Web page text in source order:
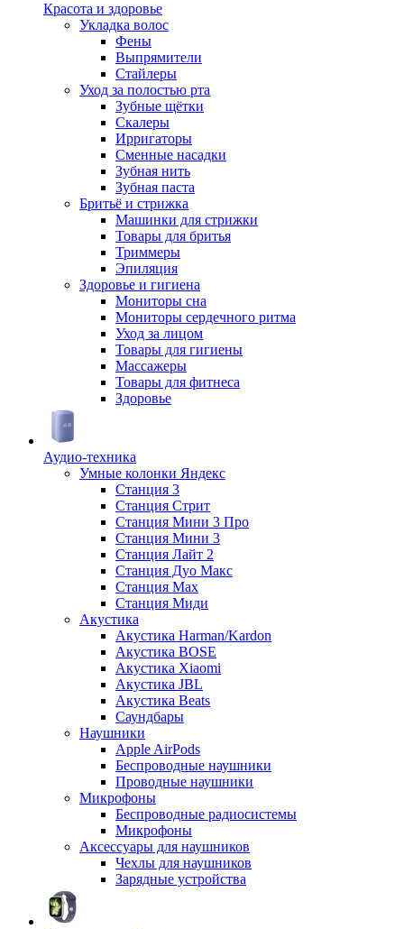
Красота и здоровье
Укладка волос
Фены
Выпрямители
Стайлеры
Уход за полостью рта
Зубные щётки
Скалеры
Ирригаторы
Сменные насадки
Зубная нить
Зубная паста
Бритьё и стрижка
Машинки для стрижки
Товары для бритья
Триммеры
Эпиляция
Здоровье и гигиена
Мониторы сна
Мониторы сердечного ритма
Уход за лицом
Товары для гигиены
Массажеры
Товары для фитнеса
Здоровье
Аудио-техника
Умные колонки Яндекс
Станция 3
Станция Стрит
Станция Мини 3 Про
Станция Мини 3
Станция Лайт 2
Станция Дуо Макс
Станция Max
Станция Миди
Акустика
Акустика Harman/Kardon
Акустика BOSE
Акустика Xiaomi
Акустика JBL
Акустика Beats
Саундбары
Наушники
Apple AirPods
Беспроводные наушники
Проводные наушники
Микрофоны
Беспроводные радиосистемы
Микрофоны
Аксессуары для наушников
Чехлы для наушников
Зарядные устройства